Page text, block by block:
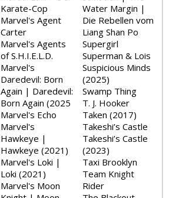
Karate-Cop
Marvel's Agent
Carter
Marvel's Agents
of S.H.I.E.L.D.
Marvel's
Daredevil: Born
Again | Daredevil:
Born Again (2025
Marvel's Echo
Marvel's
Hawkeye |
Hawkeye (2021)
Marvel's Loki |
Loki (2021)
Marvel's Moon
Water Margin |
Die Rebellen vom
Liang Shan Po
Supergirl
Superman & Lois
Suspicious Minds
(2025)
Swamp Thing
T. J. Hooker
Taken (2017)
Takeshi’s Castle
Takeshi’s Castle
(2023)
Taxi Brooklyn
Team Knight
Rider